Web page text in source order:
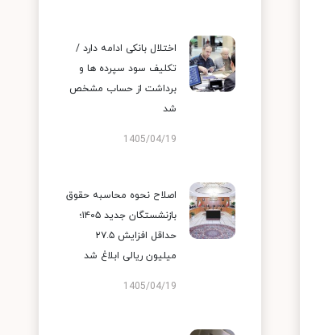
اختلال بانکی ادامه دارد /
تکلیف سود سپرده ها و
برداشت از حساب مشخص
شد
1405/04/19
اصلاح نحوه محاسبه حقوق
بازنشستگان جدید ۱۴۰۵؛
حداقل افزایش ۲۷.۵
میلیون ریالی ابلاغ شد
1405/04/19